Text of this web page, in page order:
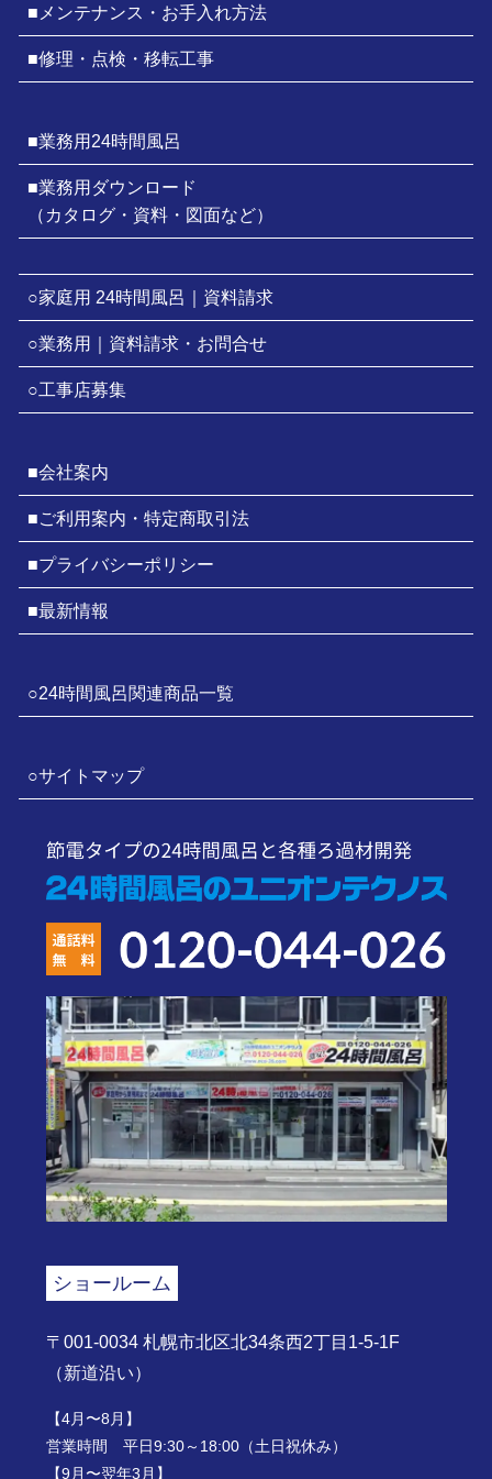
■メンテナンス・お手入れ方法
■修理・点検・移転工事
■業務用24時間風呂
■業務用ダウンロード
（カタログ・資料・図面など）
○家庭用 24時間風呂｜資料請求
○業務用｜資料請求・お問合せ
○工事店募集
■会社案内
■ご利用案内・特定商取引法
■プライバシーポリシー
■最新情報
○24時間風呂関連商品一覧
○サイトマップ
ショールーム
〒001-0034 札幌市北区北34条西2丁目1-5-1F
（新道沿い）
【4月〜8月】
営業時間 平日9:30～18:00（土日祝休み）
【9月〜翌年3月】